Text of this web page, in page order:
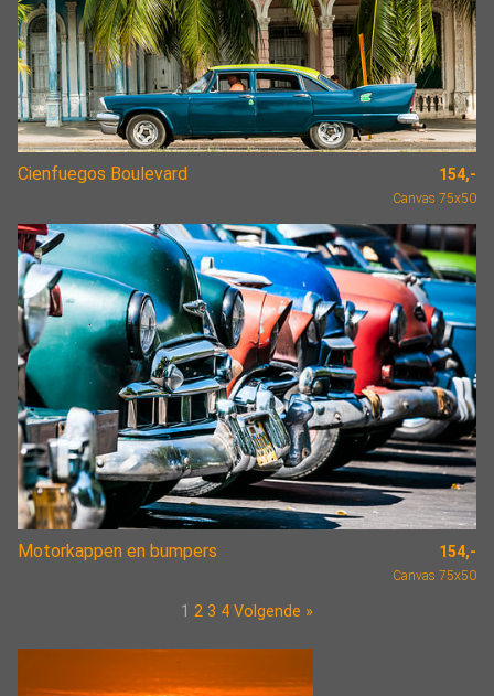
Cienfuegos Boulevard 154,-
Canvas 75x50
Motorkappen en bumpers 154,-
Canvas 75x50
1 2 3 4 Volgende »